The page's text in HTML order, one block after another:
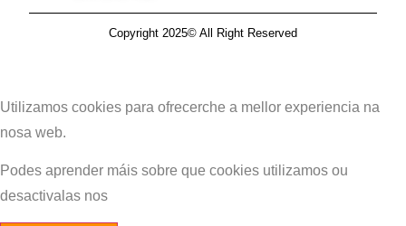
Copyright 2025© All Right Reserved
Utilizamos cookies para ofrecerche a mellor experiencia na
nosa web.
Podes aprender máis sobre que cookies utilizamos ou
desactivalas nos